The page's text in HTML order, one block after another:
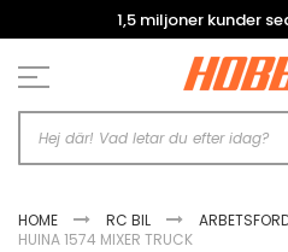
1,5 miljoner kunder
HOME RC BIL
HUINA 1574 MIXER TRUCK